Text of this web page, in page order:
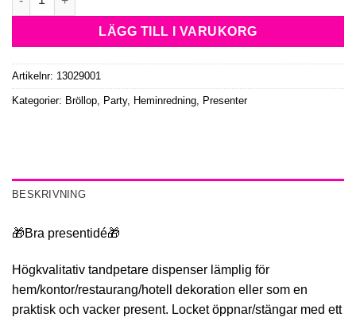
LÄGG TILL I VARUKORG
Artikelnr: 13029001
Kategorier: Bröllop, Party, Heminredning, Presenter
BESKRIVNING
🎁Bra presentidé🎁
Högkvalitativ tandpetare dispenser lämplig för
hem/kontor/restaurang/hotell dekoration eller som en
praktisk och vacker present. Locket öppnar/stängar med ett